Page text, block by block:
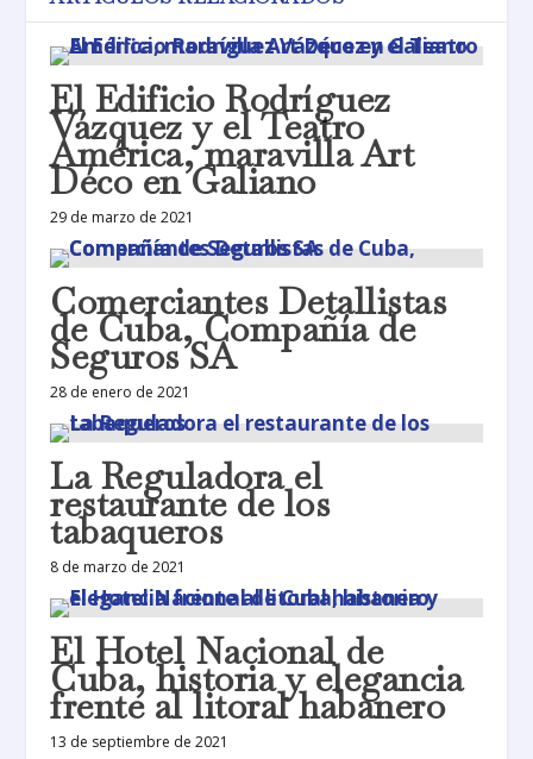
El Edificio Rodríguez
Vázquez y el Teatro
América, maravilla Art
Déco en Galiano
29 de marzo de 2021
Comerciantes Detallistas
de Cuba, Compañía de
Seguros SA
28 de enero de 2021
La Reguladora el
restaurante de los
tabaqueros
8 de marzo de 2021
El Hotel Nacional de
Cuba, historia y elegancia
frente al litoral habanero
13 de septiembre de 2021